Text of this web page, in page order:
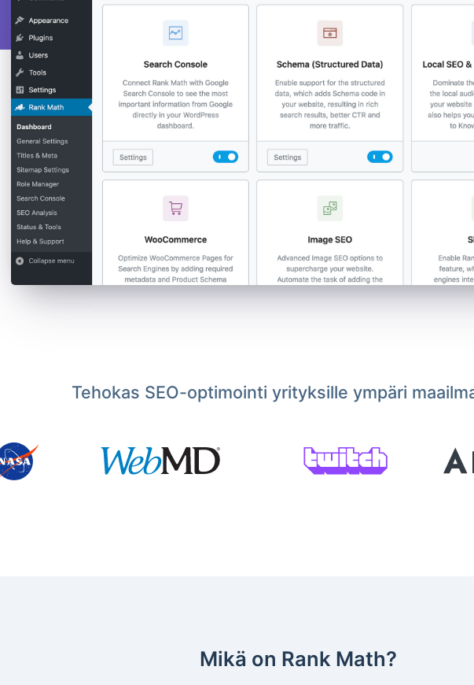
Tehokas SEO-optimointi yrityksille ympäri
Mikä on Rank Math?